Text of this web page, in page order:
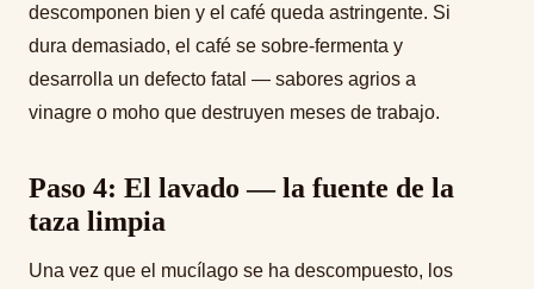
descomponen bien y el café queda astringente. Si
dura demasiado, el café se sobre-fermenta y
desarrolla un defecto fatal — sabores agrios a
vinagre o moho que destruyen meses de trabajo.
Paso 4: El lavado — la fuente de la
taza limpia
Una vez que el mucílago se ha descompuesto, los